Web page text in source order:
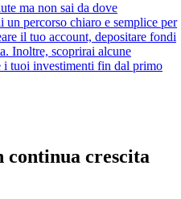
ma non sai da dove
un percorso chiaro e semplice per
il tuo account, depositare fondi
Inoltre, scoprirai alcune
i tuoi investimenti fin dal primo
continua crescita